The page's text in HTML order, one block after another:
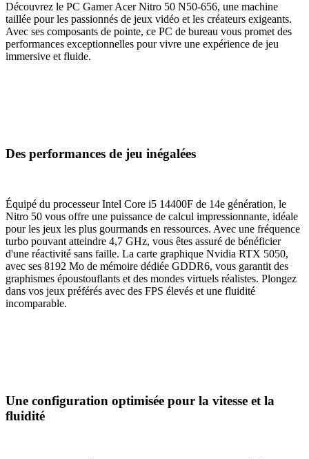
Découvrez le PC Gamer Acer Nitro 50 N50-656, une machine
taillée pour les passionnés de jeux vidéo et les créateurs exigeants.
Avec ses composants de pointe, ce PC de bureau vous promet des
performances exceptionnelles pour vivre une expérience de jeu
immersive et fluide.
Des performances de jeu inégalées
Équipé du processeur Intel Core i5 14400F de 14e génération, le
Nitro 50 vous offre une puissance de calcul impressionnante, idéale
pour les jeux les plus gourmands en ressources. Avec une fréquence
turbo pouvant atteindre 4,7 GHz, vous êtes assuré de bénéficier
d'une réactivité sans faille. La carte graphique Nvidia RTX 5050,
avec ses 8192 Mo de mémoire dédiée GDDR6, vous garantit des
graphismes époustouflants et des mondes virtuels réalistes. Plongez
dans vos jeux préférés avec des FPS élevés et une fluidité
incomparable.
Une configuration optimisée pour la vitesse et la
fluidité